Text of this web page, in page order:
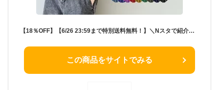
【18％OFF】【6/26 23:59まで特別送料無料！】＼Nスタで紹介！／【18％OFF★】Tシャツ 汗染み防止 UVカット レディース M/L/LL/3L トップス 半袖 綿100％ 大きいサイズ ゆったり 夏 【メール便可11】◆zootie（ズーティー）：汗しみない Tシャツ［Vネック ポケットTEE］
この商品をサイトでみる